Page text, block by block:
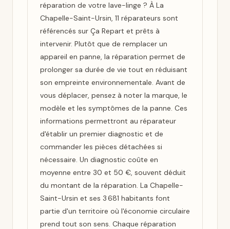
réparation de votre lave-linge ? À La
Chapelle-Saint-Ursin, 11 réparateurs sont
référencés sur Ça Repart et prêts à
intervenir. Plutôt que de remplacer un
appareil en panne, la réparation permet de
prolonger sa durée de vie tout en réduisant
son empreinte environnementale. Avant de
vous déplacer, pensez à noter la marque, le
modèle et les symptômes de la panne. Ces
informations permettront au réparateur
d'établir un premier diagnostic et de
commander les pièces détachées si
nécessaire. Un diagnostic coûte en
moyenne entre 30 et 50 €, souvent déduit
du montant de la réparation. La Chapelle-
Saint-Ursin et ses 3 681 habitants font
partie d'un territoire où l'économie circulaire
prend tout son sens. Chaque réparation